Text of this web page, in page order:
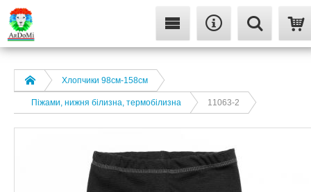
Хлопчики 98см-158см
Піжами, нижня білизна, термобілизна 11063-2